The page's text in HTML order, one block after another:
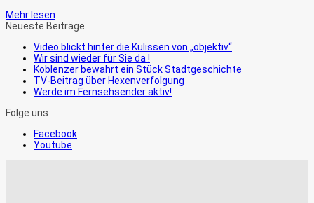
Mehr lesen
Neueste Beiträge
Video blickt hinter die Kulissen von „objektiv“
Wir sind wieder für Sie da !
Koblenzer bewahrt ein Stück Stadtgeschichte
TV-Beitrag über Hexenverfolgung
Werde im Fernsehsender aktiv!
Folge uns
Facebook
Youtube